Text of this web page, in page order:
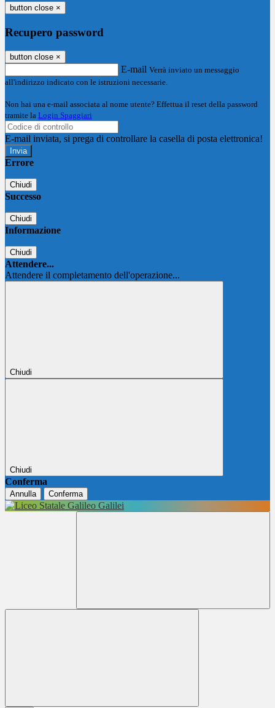
button close ×
Recupero password
button close ×
E-mail Verrà inviato un messaggio
all'indirizzo indicato con le istruzioni necessarie.
Non hai una e-mail associata al nome utente? Effettua il reset della password
tramite la Login Spaggiari
E-mail inviata, si prega di controllare la casella di posta elettronica!
Errore
Chiudi
Successo
Chiudi
Informazione
Chiudi
Attendere...
Attendere il completamento dell'operazione...
Chiudi
Chiudi
Conferma
Annulla Conferma